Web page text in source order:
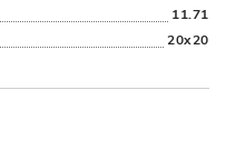
11.71
20x20